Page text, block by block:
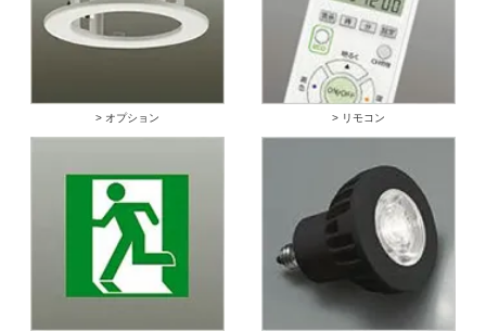
> オプション > リモコン